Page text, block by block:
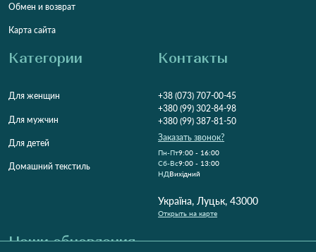
Обмен и возврат
Карта сайта
Категории
Для женщин
Для мужчин
Для детей
Домашний текстиль
Контакты
+38 (073) 707-00-45
+380 (99) 302-84-98
+380 (99) 387-81-50
Заказать звонок?
Пн-Пт9:00 - 16:00
Cб-Вс9:00 - 13:00
НДВихідний
Україна, Луцьк, 43000
Открыть на карте
Наши обновления